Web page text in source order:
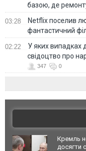
базою, де
03:28
Netflix поселив
фантастичний
02:22
У яких випадках
свідоцтво про
347 0
Кремль
досягти